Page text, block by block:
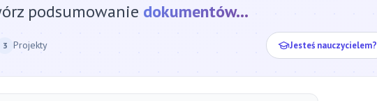
podsumowanie strony internetowej...
3 Projekty Jesteś nauczycielem?